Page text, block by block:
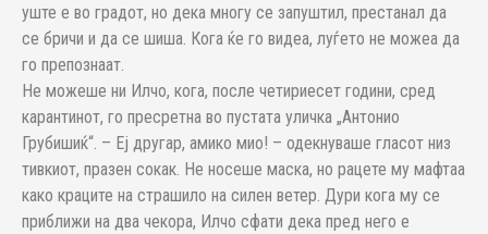
уште е во градот, но дека многу се запуштил, престанал да
се бричи и да се шиша. Кога ќе го видеа, луѓето не можеа да
го препознаат.
Не можеше ни Илчо, кога, после четириесет години, сред
карантинот, го пресретна во пустата уличка „Антонио
Грубишиќ“. – Еј другар, амико мио! – одекнуваше гласот низ
тивкиот, празен сокак. Не носеше маска, но рацете му мафтаа
како краците на страшило на силен ветер. Дури кога му се
приближи на два чекора, Илчо сфати дека пред него е